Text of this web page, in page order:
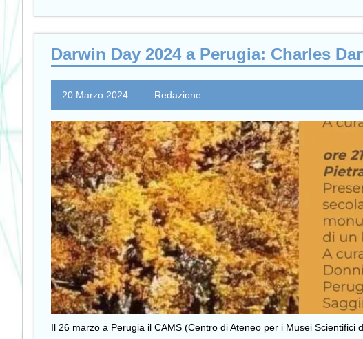
Darwin Day 2024 a Perugia: Charles
20 Marzo 2024 Redazione
Il 26 marzo a Perugia il CAMS (Centro di Ateneo per i Musei Scientifici